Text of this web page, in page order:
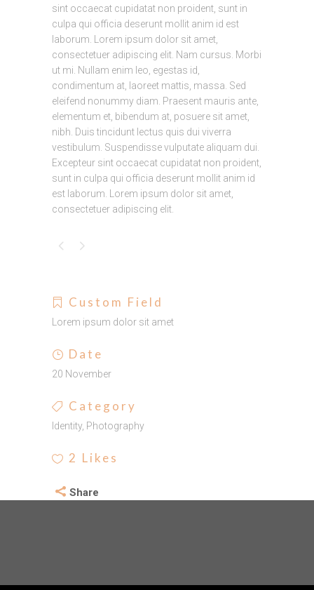
sint occaecat cupidatat non proident, sunt in
culpa qui officia deserunt mollit anim id est
laborum. Lorem ipsum dolor sit amet,
consectetuer adipiscing elit. Nam cursus. Morbi
ut mi. Nullam enim leo, egestas id,
condimentum at, laoreet mattis, massa. Sed
eleifend nonummy diam. Praesent mauris ante,
elementum et, bibendum at, posuere sit amet,
nibh. Duis tincidunt lectus quis dui viverra
vestibulum. Suspendisse vulputate aliquam dui.
Excepteur sint occaecat cupidatat non proident,
sunt in culpa qui officia deserunt mollit anim id
est laborum. Lorem ipsum dolor sit amet,
consectetuer adipiscing elit.
Custom Field
Lorem ipsum dolor sit amet
Date
20 November
Category
Identity, Photography
2 Likes
Share